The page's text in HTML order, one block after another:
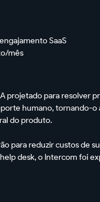
SaaS
mês
projetado para resolver
humano, tornando-o
do produto.
para reduzir custos de
desk, o Intercom foi